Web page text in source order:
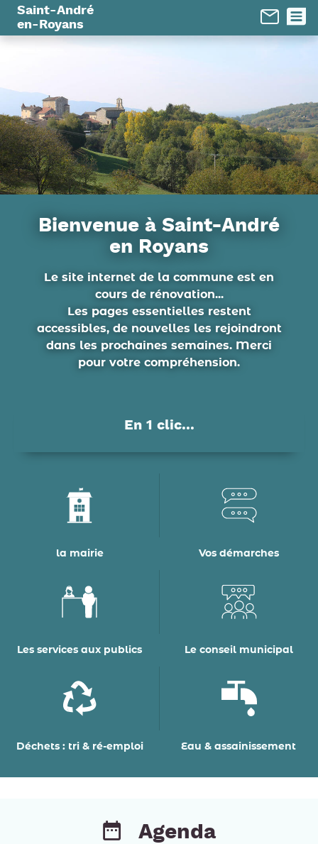
Saint-André
en-Royans
Bienvenue à Saint-André
en Royans
Le site internet de la commune est en
cours de rénovation...
Les pages essentielles restent
accessibles, de nouvelles les rejoindront
dans les prochaines semaines. Merci
pour votre compréhension.
En 1 clic...
la mairie Vos démarches
Les services aux publics Le conseil municipal
Déchets : tri & ré-emploi Eau & assainissement
Agenda
Panneau de gestion des cookies